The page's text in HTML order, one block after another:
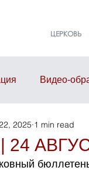
ЦЕРКОВЬ
Видео-
События
2025 1 min read